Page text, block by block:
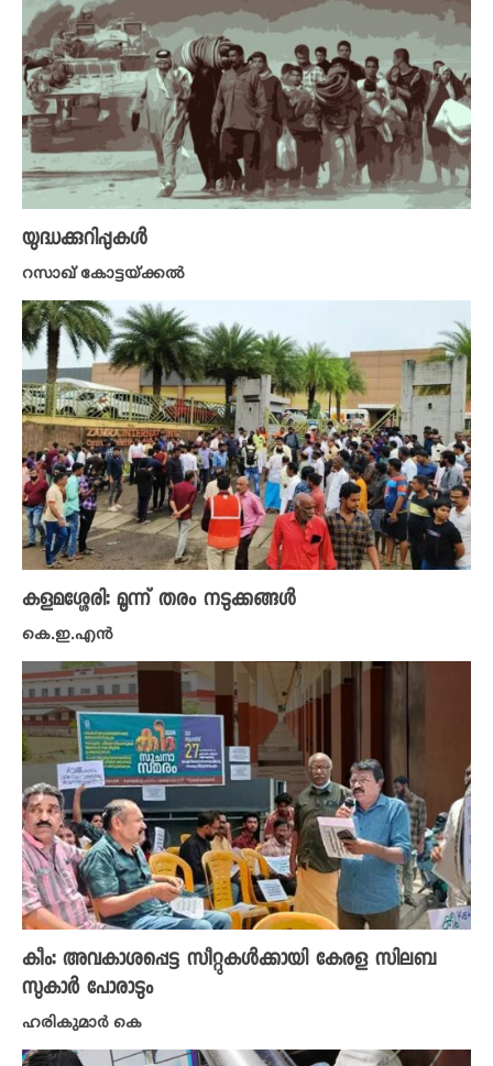
യുദ്ധക്കുറിപ്പുകൾ
റസാഖ് കോട്ടയ്ക്കൽ
കളമശ്ശേരി: മൂന്ന് തരം നടുക്കങ്ങൾ
കെ.ഇ.എൻ
കീം: അവകാശപ്പെട്ട സീറ്റുകള്‍ക്കായി കേരള സിലബ
സുകാർ പോരാടും
ഹരികുമാർ കെ